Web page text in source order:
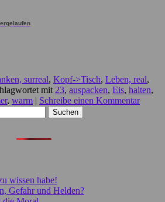
surreal, Kopf->Tisch, Leben, real,
mit 23, auspacken, Eis, halten,
, warm | Schreibe einen Kommentar
wissen habe!
Gefahr und Helden?